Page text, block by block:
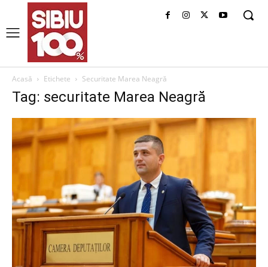
Acasă Etichete Securitate Marea Neagră
Tag: securitate Marea Neagră